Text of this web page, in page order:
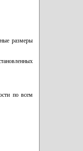
размеры
по всем